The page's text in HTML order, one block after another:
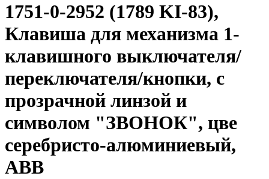
1751-0-2952 (1789 KI-83),
Клавиша для механизма 1-
клавишного выключателя/
переключателя/кнопки, с
прозрачной линзой и
символом "ЗВОНОК", цве
серебристо-алюминиевый,
ABB